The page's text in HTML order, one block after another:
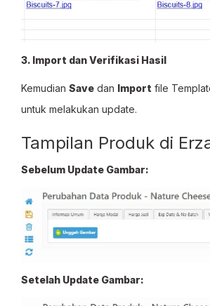
3. Import dan Verifikasi Hasil
Kemudian Save dan Import file
untuk melakukan update.
Tampilan Produk di
Sebelum Update Gambar:
Setelah Update Gambar: